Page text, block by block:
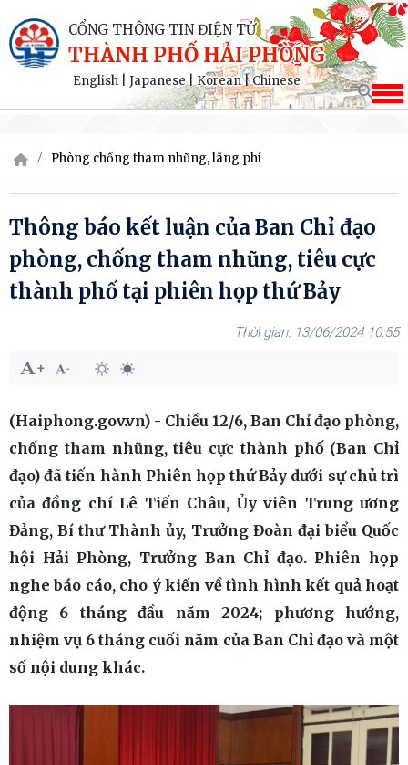
CỔNG THÔNG TIN ĐIỆN TỬ
THÀNH PHỐ HẢI PHÒNG
English Japanese|Korean|Chinese
Phòng chống tham nhũng, lãng phí
Thông báo kết luận của Ban Chỉ đạo
phòng, chống tham nhũng, tiêu cực
thành phố tại phiên họp thứ Bảy
13/06/2024 10:55
(Haiphong.gov.vn) - Chiều 12/6, Ban Chỉ đạo phòng,
chống tham nhũng, tiêu cực thành phố (Ban Chỉ
đạo) đã tiến hành Phiên họp thứ Bảy dưới sự chủ trì
của đồng chí Lê Tiến Châu, Ủy viên Trung ương
Đảng, Bí thư Thành ủy, Trưởng Đoàn đại biểu Quốc
hội Hải Phòng, Trưởng Ban Chỉ đạo. Phiên họp
nghe báo cáo, cho ý kiến về tình hình kết quả hoạt
động 6 tháng đầu năm 2024; phương hướng,
nhiệm vụ 6 tháng cuối năm của Ban Chỉ đạo và một
số nội dung khác.